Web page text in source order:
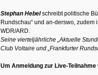
Stephan Hebelschreibt politische
Rundschau“ und an-derswo,
WDR/ARD.
Seine vierteljährliche „Aktuelle
Club Voltaire und „Frankfurter
Um Anmeldung zur Live-